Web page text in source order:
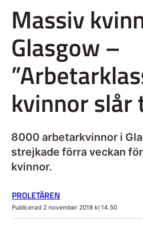
Massiv
Glasgow –
kvinnor slår
8000 arbetarkvinnor i
strejkade förra veckan
kvinnor.
PROLETÄREN
Publicerad 2 november 2018 kl 14.50